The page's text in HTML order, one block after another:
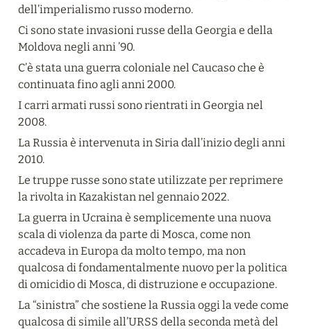
dell’imperialismo russo moderno.
Ci sono state invasioni russe della Georgia e della
Moldova negli anni ’90.
C’è stata una guerra coloniale nel Caucaso che è
continuata fino agli anni 2000.
I carri armati russi sono rientrati in Georgia nel
2008.
La Russia è intervenuta in Siria dall’inizio degli anni
2010.
Le truppe russe sono state utilizzate per reprimere
la rivolta in Kazakistan nel gennaio 2022.
La guerra in Ucraina è semplicemente una nuova
scala di violenza da parte di Mosca, come non
accadeva in Europa da molto tempo, ma non
qualcosa di fondamentalmente nuovo per la politica
di omicidio di Mosca, di distruzione e occupazione.
La “sinistra” che sostiene la Russia oggi la vede come
qualcosa di simile all’URSS della seconda metà del